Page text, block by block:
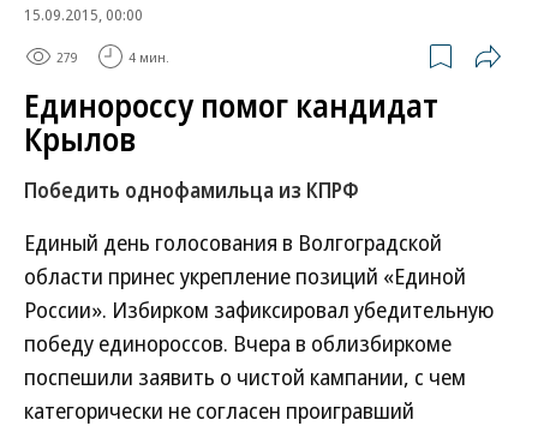
15.09.2015, 00:00
279 4 мин.
Единороссу помог кандидат
Крылов
Победить однофамильца из КПРФ
Единый день голосования в Волгоградской
области принес укрепление позиций «Единой
России». Избирком зафиксировал убедительную
победу единороссов. Вчера в облизбиркоме
поспешили заявить о чистой кампании, с чем
категорически не согласен проигравший